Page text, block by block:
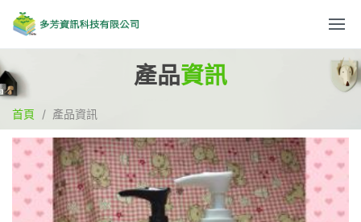
產品資訊
首頁 產品資訊